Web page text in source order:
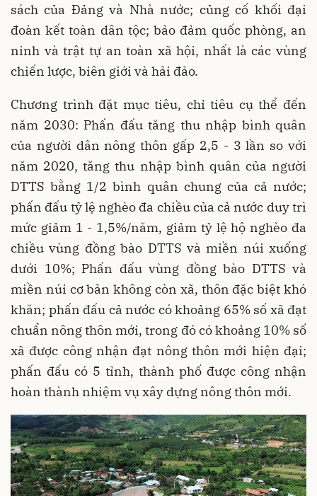
sách của Đảng và Nhà nước; củng cố khối đại
đoàn kết toàn dân tộc; bảo đảm quốc phòng, an
ninh và trật tự an toàn xã hội, nhất là các vùng
chiến lược, biên giới và hải đảo.
Chương trình đặt mục tiêu, chỉ tiêu cụ thể đến
năm 2030: Phấn đấu tăng thu nhập bình quân
của người dân nông thôn gấp 2,5 - 3 lần so với
năm 2020, tăng thu nhập bình quân của người
DTTS bằng 1/2 bình quân chung của cả nước;
phấn đấu tỷ lệ nghèo đa chiều của cả nước duy trì
mức giảm 1 - 1,5%/năm, giảm tỷ lệ hộ nghèo đa
chiều vùng đồng bào DTTS và miền núi xuống
dưới 10%; Phấn đấu vùng đồng bào DTTS và
miền núi cơ bản không còn xã, thôn đặc biệt khó
khăn; phấn đấu cả nước có khoảng 65% số xã đạt
chuẩn nông thôn mới, trong đó có khoảng 10% số
xã được công nhận đạt nông thôn mới hiện đại;
phấn đấu có 5 tỉnh, thành phố được công nhận
hoàn thành nhiệm vụ xây dựng nông thôn mới.